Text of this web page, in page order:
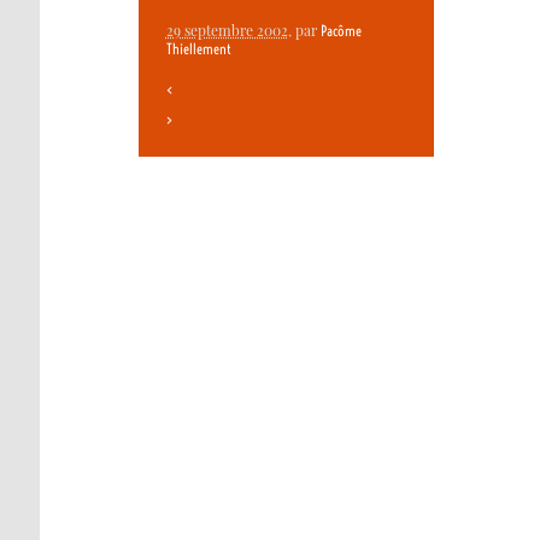
29 septembre 2002, par Pacôme
Thiellement
<
>